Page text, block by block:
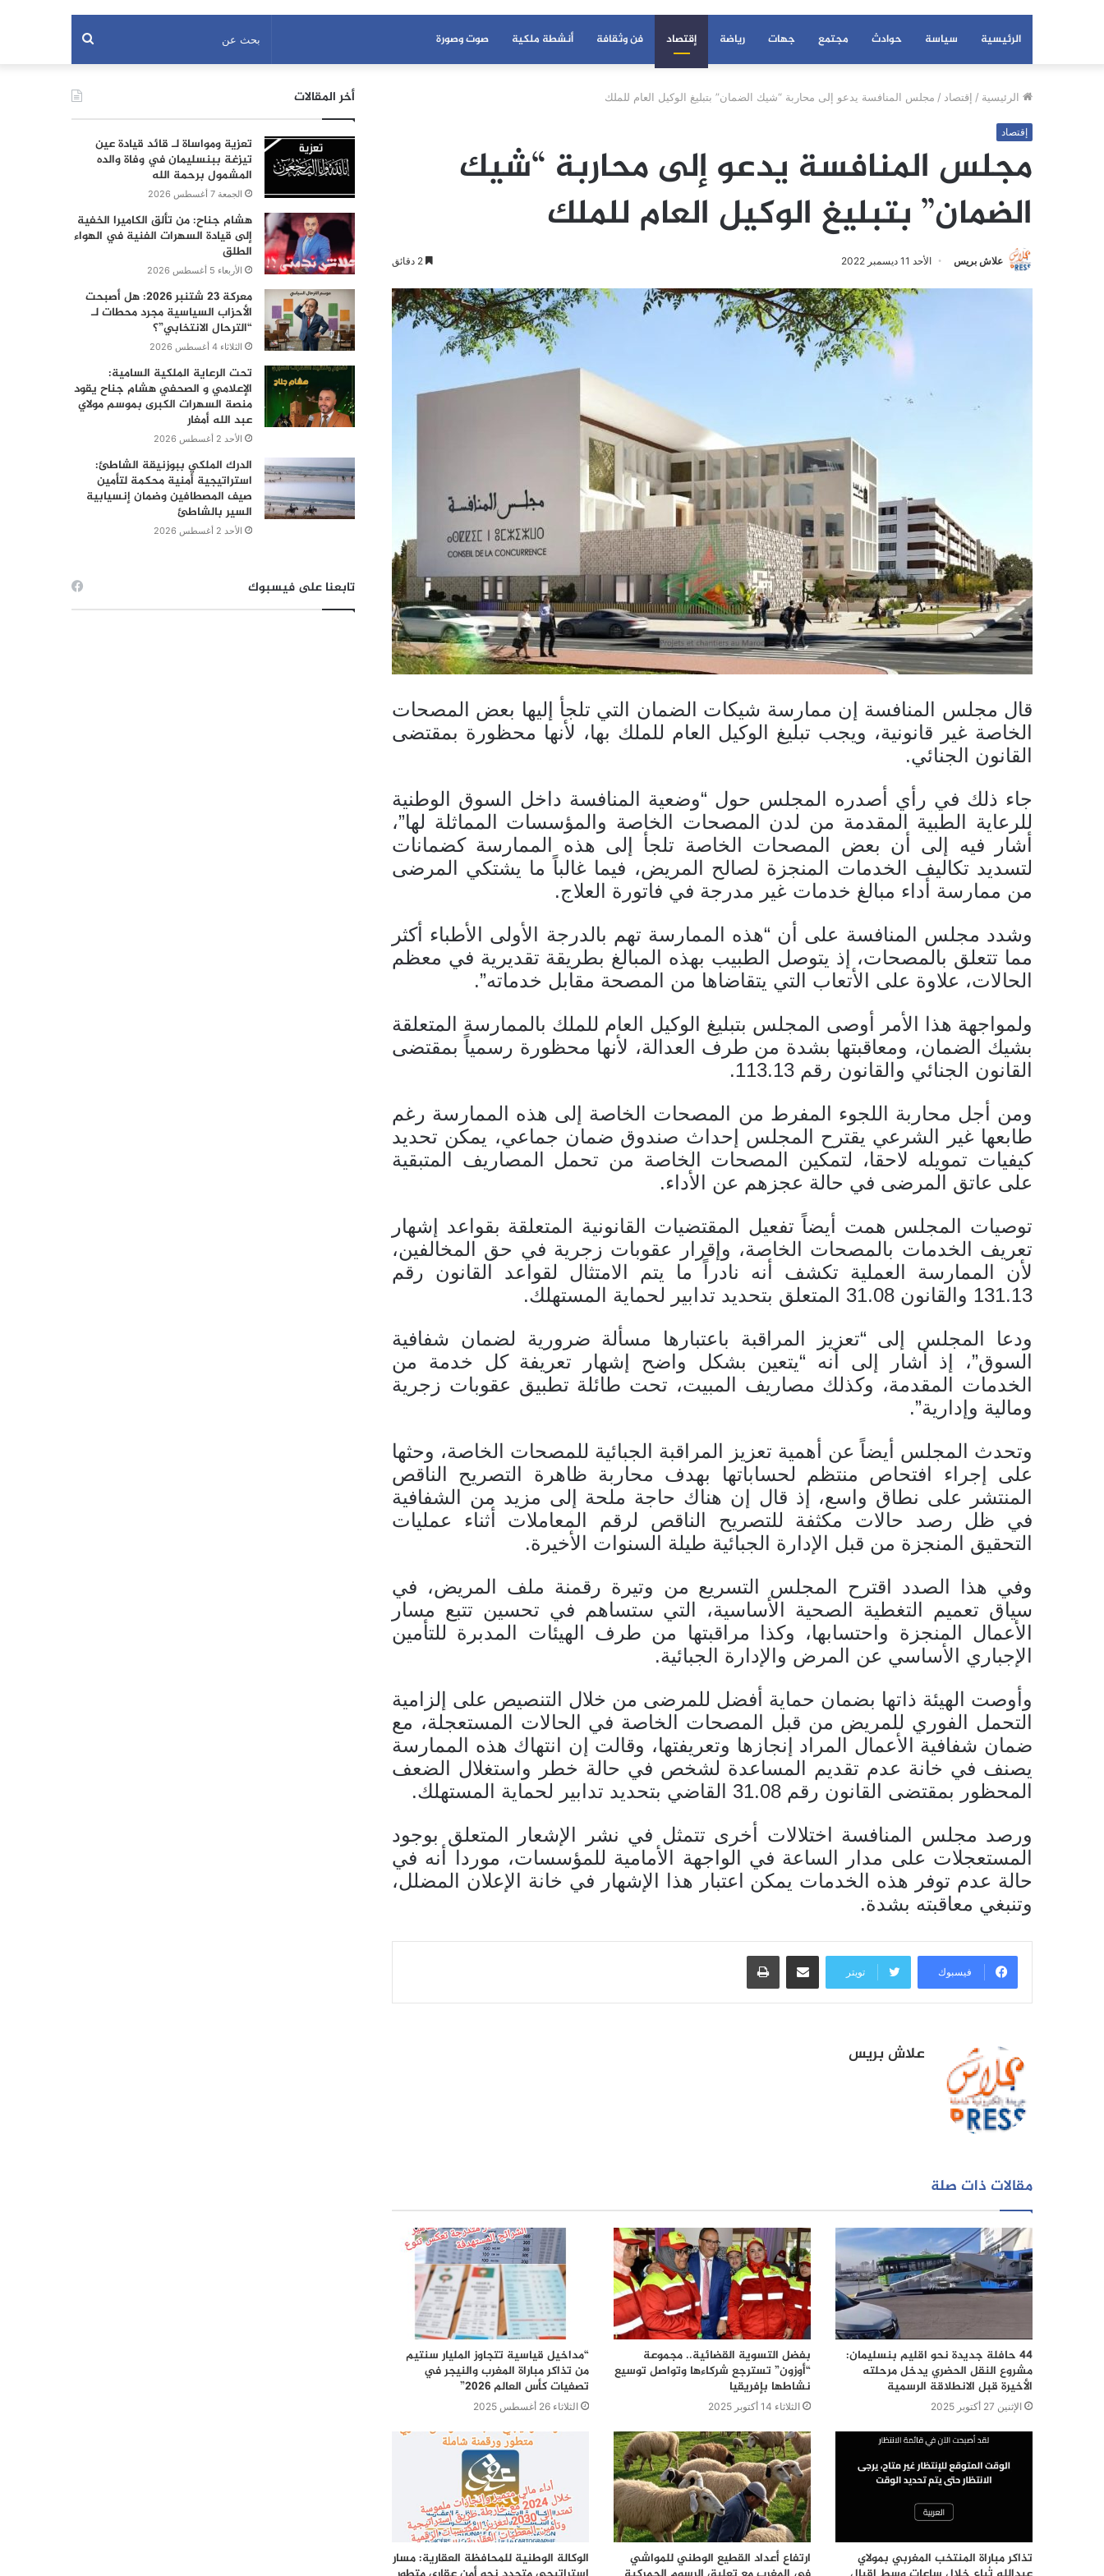
الرئيسية سياسة حوادث مجتمع جهات رياضة إقتصاد فن وثقافة أنشطة ملكية صوت وصورة بحث
عن
الرئيسية / إقتصاد / مجلس المنافسة يدعو إلى محاربة “شيك الضمان” بتبليغ الوكيل العام للملك
إقتصاد
مجلس المنافسة يدعو إلى محاربة “شيك
الضمان” بتبليغ الوكيل العام للملك
علاش بريس الأحد 11 ديسمبر 2022
قال مجلس المنافسة إن ممارسة شيكات الضمان التي تلجأ إليها بعض المصحات
الخاصة غير قانونية، ويجب تبليغ الوكيل العام للملك بها، لأنها محظورة بمقتضى
القانون الجنائي.
جاء ذلك في رأي أصدره المجلس حول “وضعية المنافسة داخل السوق الوطنية
للرعاية الطبية المقدمة من لدن المصحات الخاصة والمؤسسات المماثلة لها”،
أشار فيه إلى أن بعض المصحات الخاصة تلجأ إلى هذه الممارسة كضمانات
لتسديد تكاليف الخدمات المنجزة لصالح المريض، فيما غالباً ما يشتكي المرضى
من ممارسة أداء مبالغ خدمات غير مدرجة في فاتورة العلاج.
وشدد مجلس المنافسة على أن “هذه الممارسة تهم بالدرجة الأولى الأطباء أكثر
مما تتعلق بالمصحات، إذ يتوصل الطبيب بهذه المبالغ بطريقة تقديرية في معظم
الحالات، علاوة على الأتعاب التي يتقاضاها من المصحة مقابل خدماته”.
ولمواجهة هذا الأمر أوصى المجلس بتبليغ الوكيل العام للملك بالممارسة المتعلقة
بشيك الضمان، ومعاقبتها بشدة من طرف العدالة، لأنها محظورة رسمياً بمقتضى
القانون الجنائي والقانون رقم 113.13.
ومن أجل محاربة اللجوء المفرط من المصحات الخاصة إلى هذه الممارسة رغم
طابعها غير الشرعي يقترح المجلس إحداث صندوق ضمان جماعي، يمكن تحديد
كيفيات تمويله لاحقا، لتمكين المصحات الخاصة من تحمل المصاريف المتبقية
على عاتق المرضى في حالة عجزهم عن الأداء.
توصيات المجلس همت أيضاً تفعيل المقتضيات القانونية المتعلقة بقواعد إشهار
تعريف الخدمات بالمصحات الخاصة، وإقرار عقوبات زجرية في حق المخالفين،
لأن الممارسة العملية تكشف أنه نادراً ما يتم الامتثال لقواعد القانون رقم
131.13 والقانون 31.08 المتعلق بتحديد تدابير لحماية المستهلك.
ودعا المجلس إلى “تعزيز المراقبة باعتبارها مسألة ضرورية لضمان شفافية
السوق”، إذ أشار إلى أنه “يتعين بشكل واضح إشهار تعريفة كل خدمة من
الخدمات المقدمة، وكذلك مصاريف المبيت، تحت طائلة تطبيق عقوبات زجرية
ومالية وإدارية”.
وتحدث المجلس أيضاً عن أهمية تعزيز المراقبة الجبائية للمصحات الخاصة، وحثها
على إجراء افتحاص منتظم لحساباتها بهدف محاربة ظاهرة التصريح الناقص
المنتشر على نطاق واسع، إذ قال إن هناك حاجة ملحة إلى مزيد من الشفافية
في ظل رصد حالات مكثفة للتصريح الناقص لرقم المعاملات أثناء عمليات
التحقيق المنجزة من قبل الإدارة الجبائية طيلة السنوات الأخيرة.
وفي هذا الصدد اقترح المجلس التسريع من وتيرة رقمنة ملف المريض، في
سياق تعميم التغطية الصحية الأساسية، التي ستساهم في تحسين تتبع مسار
الأعمال المنجزة واحتسابها، وكذا مراقبتها من طرف الهيئات المدبرة للتأمين
الإجباري الأساسي عن المرض والإدارة الجبائية.
وأوصت الهيئة ذاتها بضمان حماية أفضل للمرضى من خلال التنصيص على إلزامية
التحمل الفوري للمريض من قبل المصحات الخاصة في الحالات المستعجلة، مع
ضمان شفافية الأعمال المراد إنجازها وتعريفتها، وقالت إن انتهاك هذه الممارسة
يصنف في خانة عدم تقديم المساعدة لشخص في حالة خطر واستغلال الضعف
المحظور بمقتضى القانون رقم 31.08 القاضي بتحديد تدابير لحماية المستهلك.
ورصد مجلس المنافسة اختلالات أخرى تتمثل في نشر الإشعار المتعلق بوجود
المستعجلات على مدار الساعة في الواجهة الأمامية للمؤسسات، موردا أنه في
حالة عدم توفر هذه الخدمات يمكن اعتبار هذا الإشهار في خانة الإعلان المضلل،
وتنبغي معاقبته بشدة.
فيسبوك تويتر
مشاركة عبر البريد طباعة
علاش بريس
مقالات ذات صلة
44 حافلة جديدة نحو اقليم بنسليمان:
مشروع النقل الحضري يدخل مرحلته
الأخيرة قبل الانطلاقة الرسمية
الإثنين 27 أكتوبر 2025
بفضل التسوية القضائية.. مجموعة
“أوزون” تسترجع شركاءها وتواصل توسيع
نشاطها بإفريقيا
الثلاثاء 14 أكتوبر 2025
“مداخيل قياسية تتجاوز المليار سنتيم
من تذاكر مباراة المغرب والنيجر في
تصفيات كأس العالم 2026”
الثلاثاء 26 أغسطس 2025
تذاكر مباراة المنتخب المغربي بمولاي
ارتفاع أعداد القطيع الوطني للمواشي
الوكالة الوطنية للمحافظة العقارية: مسار
أخر المقالات
تعزية ومواساة لـ قائد قيادة عين
تيزغة ببنسليمان في وفاة والده
المشمول برحمة الله
الجمعة 7 أغسطس 2026
هشام جناح: من تألق الكاميرا الخفية
إلى قيادة السهرات الفنية في الهواء
الطلق
الأربعاء 5 أغسطس 2026
معركة 23 شتنبر 2026: هل أصبحت
الأحزاب السياسية مجرد محطات لـ
“الترحال الانتخابي”؟
الثلاثاء 4 أغسطس 2026
تحت الرعاية الملكية السامية:
الإعلامي و الصحفي هشام جناح يقود
منصة السهرات الكبرى بموسم مولاي
عبد الله أمغار
الأحد 2 أغسطس 2026
الدرك الملكي ببوزنيقة الشاطئ:
استراتيجية أمنية محكمة لتأمين
صيف المصطافين وضمان إنسيابية
السير بالشاطئ
الأحد 2 أغسطس 2026
تابعنا على فيسبوك